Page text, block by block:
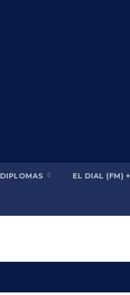
DIPLOMAS EL DIAL (FM) +